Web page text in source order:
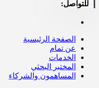
الصفحة الرئيسية
عن تمام
الخدمات
المختبر البحثي
المساهمون والشركاء